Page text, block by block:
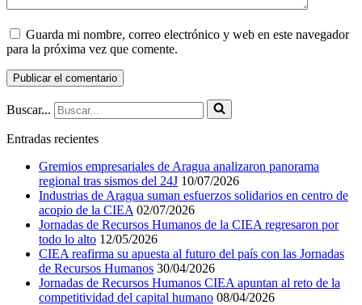
Guarda mi nombre, correo electrónico y web en este navegador
para la próxima vez que comente.
Buscar...
Entradas recientes
Gremios empresariales de Aragua analizaron panorama
regional tras sismos del 24J 10/07/2026
Industrias de Aragua suman esfuerzos solidarios en centro de
acopio de la CIEA 02/07/2026
Jornadas de Recursos Humanos de la CIEA regresaron por
todo lo alto 12/05/2026
CIEA reafirma su apuesta al futuro del país con las Jornadas
de Recursos Humanos 30/04/2026
Jornadas de Recursos Humanos CIEA apuntan al reto de la
competitividad del capital humano 08/04/2026